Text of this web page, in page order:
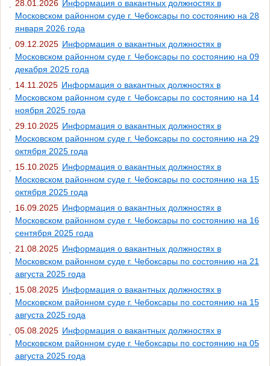
28.01.2026 Информация о вакантных должностях в
Московском районном суде г. Чебоксары по состоянию на 28
января 2026 года
09.12.2025 Информация о вакантных должностях в
Московском районном суде г. Чебоксары по состоянию на 09
декабря 2025 года
14.11.2025 Информация о вакантных должностях в
Московском районном суде г. Чебоксары по состоянию на 14
ноября 2025 года
29.10.2025 Информация о вакантных должностях в
Московском районном суде г. Чебоксары по состоянию на 29
октября 2025 года
15.10.2025 Информация о вакантных должностях в
Московском районном суде г. Чебоксары по состоянию на 15
октября 2025 года
16.09.2025 Информация о вакантных должностях в
Московском районном суде г. Чебоксары по состоянию на 16
сентября 2025 года
21.08.2025 Информация о вакантных должностях в
Московском районном суде г. Чебоксары по состоянию на 21
августа 2025 года
15.08.2025 Информация о вакантных должностях в
Московском районном суде г. Чебоксары по состоянию на 15
августа 2025 года
05.08.2025 Информация о вакантных должностях в
Московском районном суде г. Чебоксары по состоянию на 05
августа 2025 года